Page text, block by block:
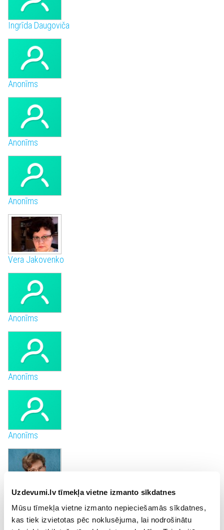
Uzdevumi.lv tīmekļa vietne izmanto sīkdatnes
Mūsu tīmekļa vietne izmanto nepieciešamās sīkdatnes,
kas tiek izvietotas pēc noklusējuma, lai nodrošinātu
Ingrīda Daugoviča
Anonīms
Anonīms
Anonīms
Vera Jakovenko
Anonīms
Anonīms
Anonīms
Ineta Lupika